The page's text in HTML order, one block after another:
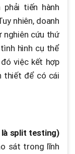
tiến hành
nhiên, doanh
nghiên cứu thứ
hình cụ thể
việc kết hợp
thiết để có cái
là split testing)
sát trong lĩnh